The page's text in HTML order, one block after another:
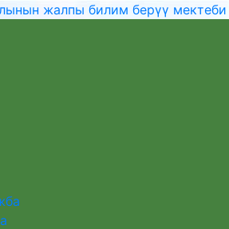
жалпы билим берүү мектеби